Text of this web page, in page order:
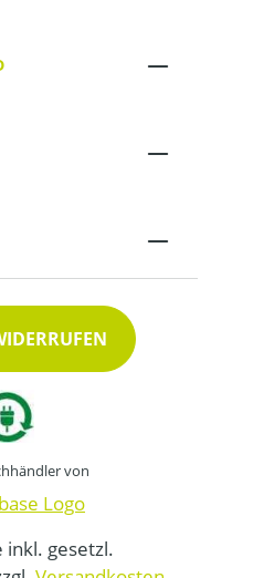
von
inkl. gesetzl.